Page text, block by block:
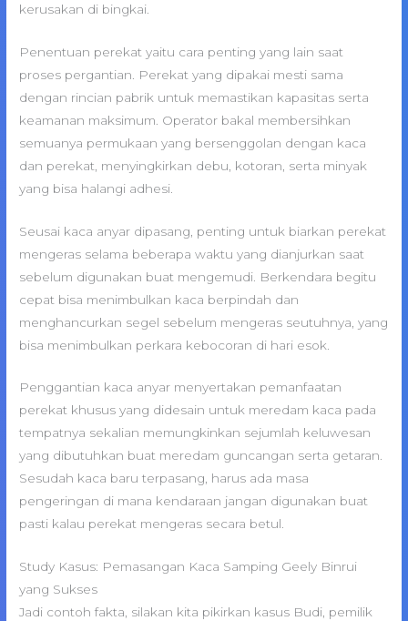
kerusakan di bingkai.
Penentuan perekat yaitu cara penting yang lain saat
proses pergantian. Perekat yang dipakai mesti sama
dengan rincian pabrik untuk memastikan kapasitas serta
keamanan maksimum. Operator bakal membersihkan
semuanya permukaan yang bersenggolan dengan kaca
dan perekat, menyingkirkan debu, kotoran, serta minyak
yang bisa halangi adhesi.
Seusai kaca anyar dipasang, penting untuk biarkan perekat
mengeras selama beberapa waktu yang dianjurkan saat
sebelum digunakan buat mengemudi. Berkendara begitu
cepat bisa menimbulkan kaca berpindah dan
menghancurkan segel sebelum mengeras seutuhnya, yang
bisa menimbulkan perkara kebocoran di hari esok.
Penggantian kaca anyar menyertakan pemanfaatan
perekat khusus yang didesain untuk meredam kaca pada
tempatnya sekalian memungkinkan sejumlah keluwesan
yang dibutuhkan buat meredam guncangan serta getaran.
Sesudah kaca baru terpasang, harus ada masa
pengeringan di mana kendaraan jangan digunakan buat
pasti kalau perekat mengeras secara betul.
Study Kasus: Pemasangan Kaca Samping Geely Binrui
yang Sukses
Jadi contoh fakta, silakan kita pikirkan kasus Budi, pemilik